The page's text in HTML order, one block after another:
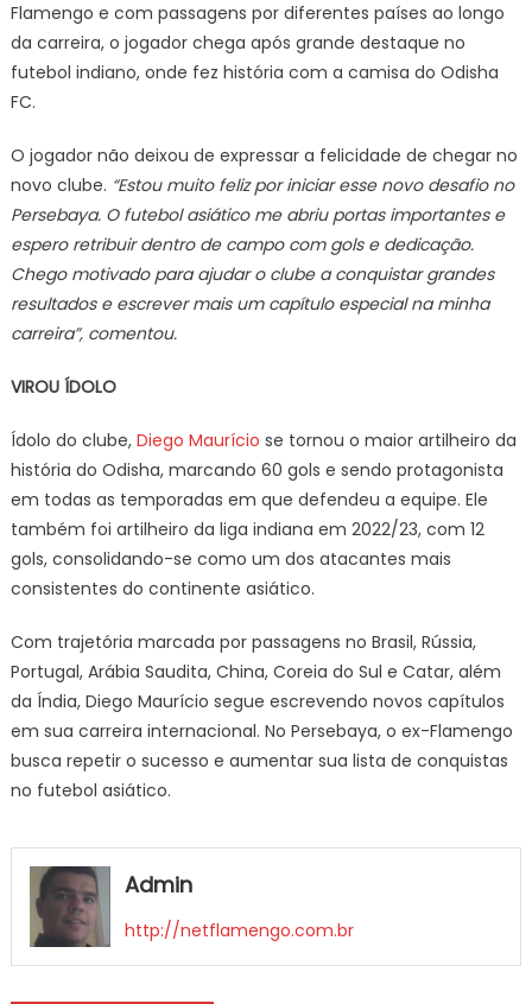
Persebaya
FC,
da
Indonésia
Flamengo e com passagens por diferentes países ao longo
da carreira, o jogador chega após grande destaque no
futebol indiano, onde fez história com a camisa do Odisha
FC.
O jogador não deixou de expressar a felicidade de chegar no
novo clube. “Estou muito feliz por iniciar esse novo desafio no
Persebaya. O futebol asiático me abriu portas importantes e
espero retribuir dentro de campo com gols e dedicação.
Chego motivado para ajudar o clube a conquistar grandes
resultados e escrever mais um capítulo especial na minha
carreira”, comentou.
VIROU ÍDOLO
Ídolo do clube, Diego Maurício se tornou o maior artilheiro da
história do Odisha, marcando 60 gols e sendo protagonista
em todas as temporadas em que defendeu a equipe. Ele
também foi artilheiro da liga indiana em 2022/23, com 12
gols, consolidando-se como um dos atacantes mais
consistentes do continente asiático.
Com trajetória marcada por passagens no Brasil, Rússia,
Portugal, Arábia Saudita, China, Coreia do Sul e Catar, além
da Índia, Diego Maurício segue escrevendo novos capítulos
em sua carreira internacional. No Persebaya, o ex-Flamengo
busca repetir o sucesso e aumentar sua lista de conquistas
no futebol asiático.
Admin
http://netflamengo.com.br